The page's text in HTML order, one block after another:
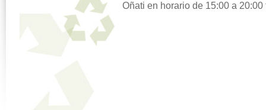
Oñati en horario de 15:00 a